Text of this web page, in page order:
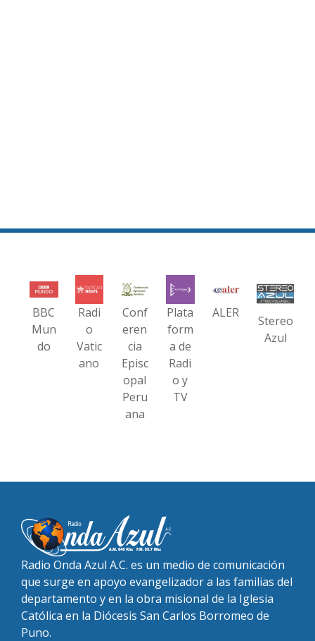
BBC
Mun
do
Radi
o
Vatic
ano
Conf
eren
cia
Episc
opal
Peru
ana
Plata
form
a de
Radi
o y
TV
ALER
Stereo
Azul
Radio Onda Azul A.C. es un medio de comunicación
que surge en apoyo evangelizador a las familias del
departamento y en la obra misional de la Iglesia
Católica en la Diócesis San Carlos Borromeo de
Puno.